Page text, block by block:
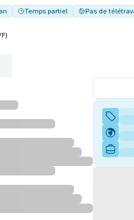
Temps partiel Pas de